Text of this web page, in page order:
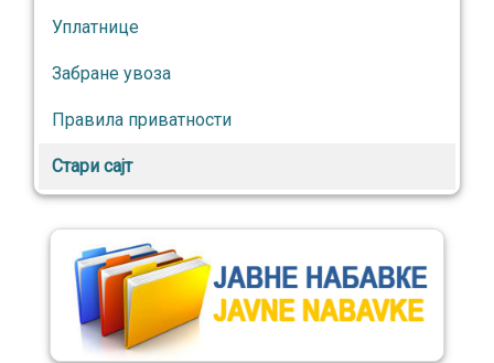
Уплатнице
Забране увоза
Правила приватности
Стари сајт